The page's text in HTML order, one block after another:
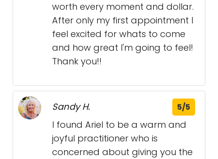
worth every moment and dollar.
After only my first appointment I
feel excited for whats to come
and how great I'm going to feel!
Thank you!!
Sandy H. 5/5
I found Ariel to be a warm and
joyful practitioner who is
concerned about giving you the